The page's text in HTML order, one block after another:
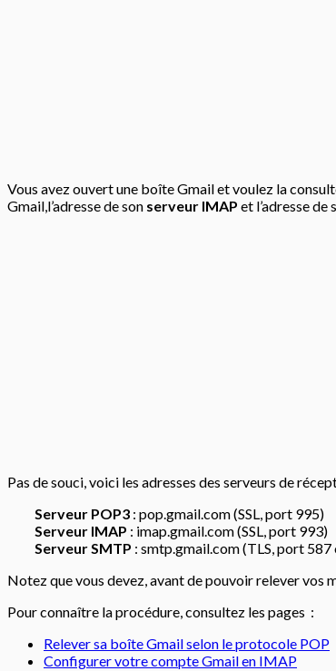
Vous avez ouvert une boîte Gmail et voulez la
Gmail,l’adresse de son serveur IMAP et l’adresse de
Pas de souci, voici les adresses des serveurs de
Serveur POP3 : pop.gmail.com (SSL, port 995)
Serveur IMAP : imap.gmail.com (SSL, port 993)
Serveur SMTP : smtp.gmail.com (TLS, port 587
Notez que vous devez, avant de pouvoir relever vos
Pour connaître la procédure, consultez les pages :
Relever sa boîte Gmail selon le protocole POP
Configurer votre compte Gmail en IMAP